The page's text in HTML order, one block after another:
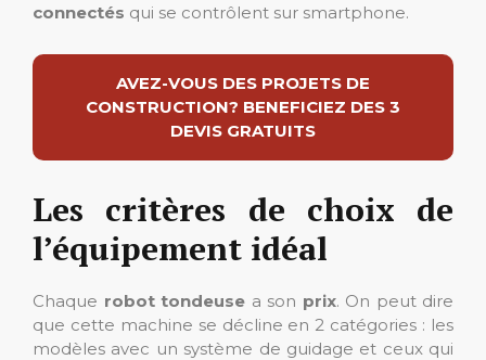
connectés qui se contrôlent sur smartphone.
AVEZ-VOUS DES PROJETS DE
CONSTRUCTION? BENEFICIEZ DES 3
DEVIS GRATUITS
Les critères de choix de
l’équipement idéal
Chaque robot tondeuse a son prix. On peut dire
que cette machine se décline en 2 catégories : les
modèles avec un système de guidage et ceux qui